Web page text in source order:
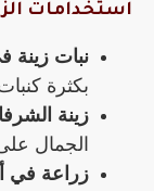
استخدامات
نبات زينة
بكثرة
زينة
الجمال
زراعة في